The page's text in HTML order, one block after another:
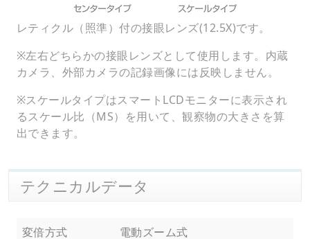
レティクル（照準）付の接眼レンズ(12.5X)です。
※左右どちらかの接眼レンズとして使用します。内蔵
カメラ、外部カメラの記録画像には反映しません。
※スケールタイプはスマートLCDモニターに表示され
るスケール比（MS）を用いて、観察物の大きさを算
出できます。
テクニカルデータ
変倍方式 電動ズーム式